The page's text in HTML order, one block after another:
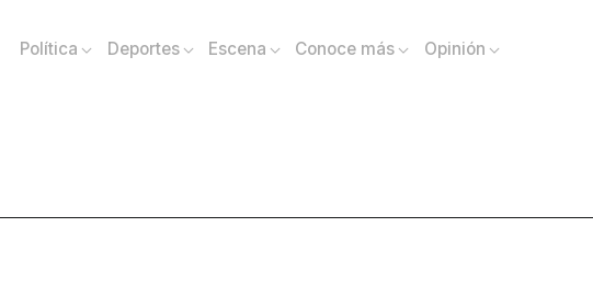
Política Deportes Escena Conoce más Opinión